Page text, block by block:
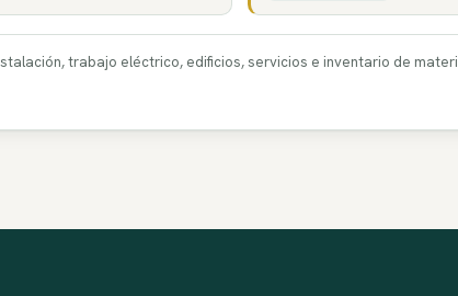
trabajo eléctrico, edificios, servicios e inventario de